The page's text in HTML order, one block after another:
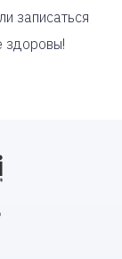
записаться
здоровы!